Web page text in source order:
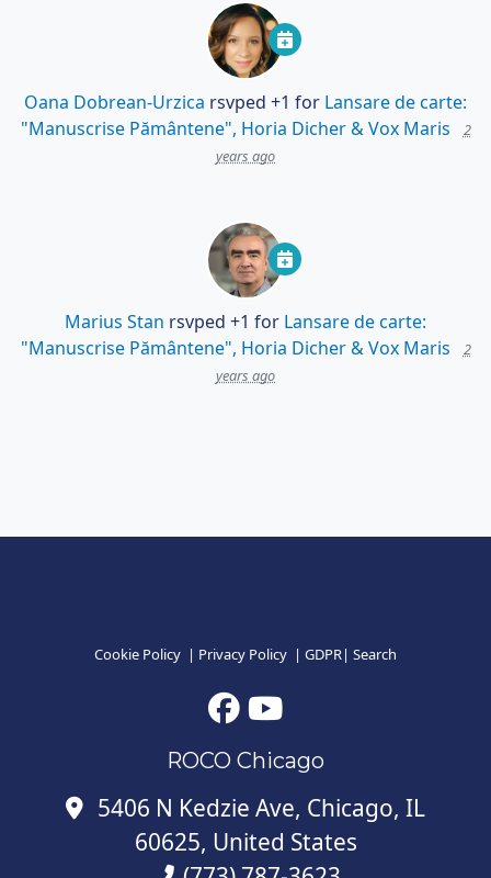
Oana Dobrean-Urzica rsvped +1 for Lansare de carte:
"Manuscrise Pământene", Horia Dicher & Vox Maris
2
years ago
Marius Stan rsvped +1 for Lansare de carte:
"Manuscrise Pământene", Horia Dicher & Vox Maris
2
years ago
Cookie Policy | Privacy Policy | GDPR| Search
ROCO Chicago
5406 N Kedzie Ave, Chicago, IL
60625, United States